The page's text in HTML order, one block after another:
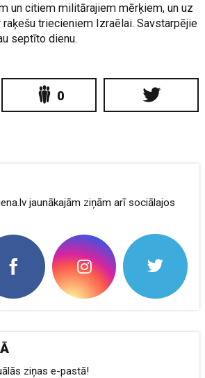
un citiem militārajiem mērķiem, un uz
triecieniem Izraēlai. Savstarpējie
septīto dienu.
0
jaunākajām ziņām arī sociālajos
ziņas e-pastā!